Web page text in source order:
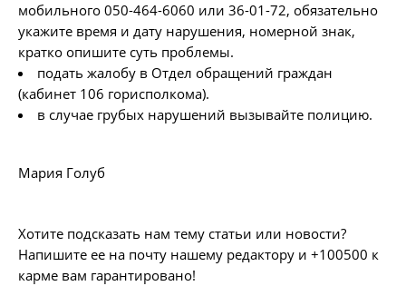
мобильного 050-464-6060 или 36-01-72, обязательно
укажите время и дату нарушения, номерной знак,
кратко опишите суть проблемы.
подать жалобу в Отдел обращений граждан
(кабинет 106 горисполкома).
в случае грубых нарушений вызывайте полицию.
Мария Голуб
Хотите подсказать нам тему статьи или новости?
Напишите ее на почту нашему редактору и +100500 к
карме вам гарантировано!